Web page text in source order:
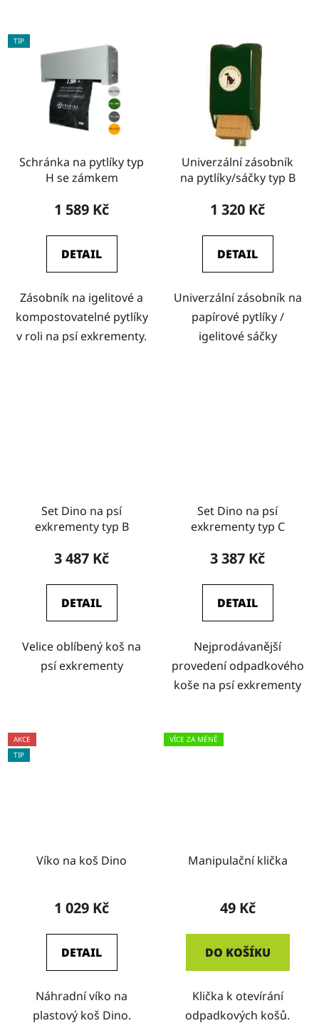
TIP
Schránka na pytlíky typ
H se zámkem
1 589 Kč
DETAIL
Zásobník na igelitové a
kompostovatelné pytlíky
v roli na psí exkrementy.
Univerzální zásobník
na pytlíky/sáčky typ B
1 320 Kč
DETAIL
Univerzální zásobník na
papírové pytlíky /
igelitové sáčky
Set Dino na psí
exkrementy typ B
3 487 Kč
DETAIL
Velice oblíbený koš na
psí exkrementy
Set Dino na psí
exkrementy typ C
3 387 Kč
DETAIL
Nejprodávanější
provedení odpadkového
koše na psí exkrementy
AKCE
TIP
Víko na koš Dino
1 029 Kč
DETAIL
Náhradní víko na
plastový koš Dino.
VÍCE ZA MÉNĚ
Manipulační klička
49 Kč
DO KOŠÍKU
Klička k otevírání
odpadkových košů.